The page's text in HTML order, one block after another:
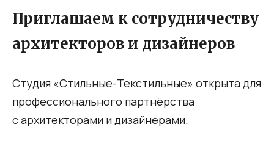
Приглашаем к сотрудничеству
архитекторов и дизайнеров
Студия «Стильные-Текстильные» открыта для
профессионального партнёрства
с архитекторами и дизайнерами.